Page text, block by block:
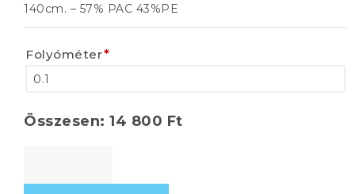
140cm. – 57% PAC 43%PE
Folyóméter*
Összesen: 14 800 Ft